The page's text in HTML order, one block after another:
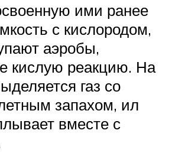
ими ранее
с кислородом,
аэробы,
кислую реакцию. На
газ со
запахом, ил
вместе с